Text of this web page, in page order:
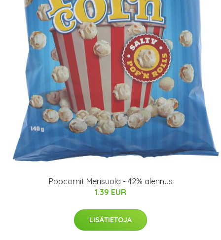
Popcornit Merisuola - 42% alennus
1.39 EUR
LISÄTIETOJA